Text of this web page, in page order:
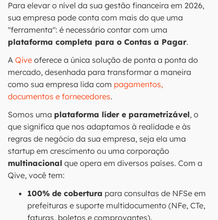
Para elevar o nível da sua gestão financeira em 2026,
sua empresa pode conta com mais do que uma
"ferramenta": é necessário contar com uma
plataforma completa para o Contas a Pagar.
A Qive oferece a única solução de ponta a ponta do
mercado, desenhada para transformar a maneira
como sua empresa lida com pagamentos,
documentos e fornecedores.
Somos uma plataforma líder e parametrizável, o
que significa que nos adaptamos à realidade e às
regras de negócio da sua empresa, seja ela uma
startup em crescimento ou uma corporação
multinacional que opera em diversos países. Com a
Qive, você tem:
100% de cobertura para consultas de NFSe em
prefeituras e suporte multidocumento (NFe, CTe,
faturas, boletos e comprovantes).